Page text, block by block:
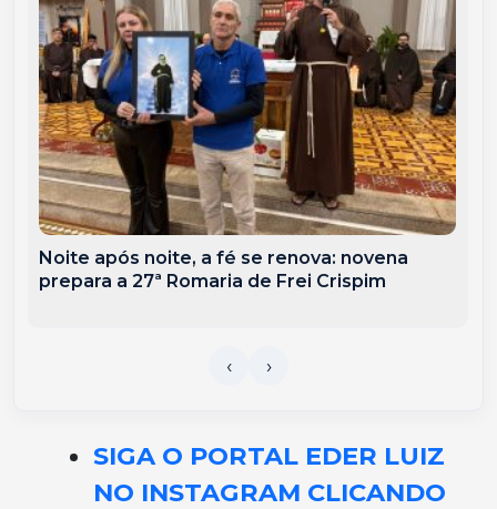
Noite após noite, a fé se renova: novena
prepara a 27ª Romaria de Frei Crispim
SIGA O PORTAL EDER LUIZ
NO INSTAGRAM CLICANDO